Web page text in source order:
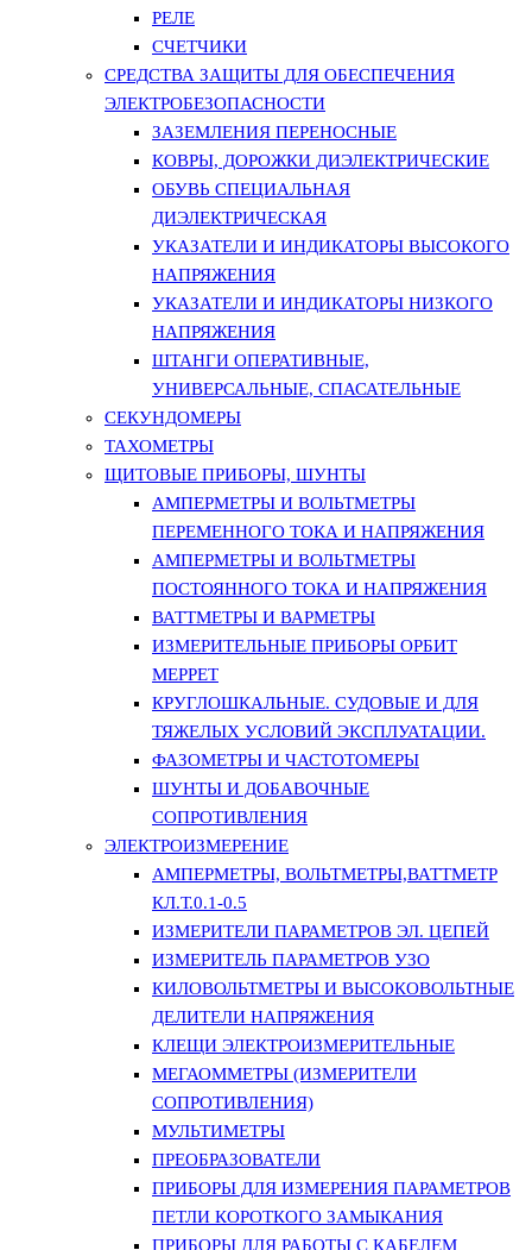
РЕЛЕ
СЧЕТЧИКИ
СРЕДСТВА ЗАЩИТЫ ДЛЯ ОБЕСПЕЧЕНИЯ
ЭЛЕКТРОБЕЗОПАСНОСТИ
ЗАЗЕМЛЕНИЯ ПЕРЕНОСНЫЕ
КОВРЫ, ДОРОЖКИ ДИЭЛЕКТРИЧЕСКИЕ
ОБУВЬ СПЕЦИАЛЬНАЯ
ДИЭЛЕКТРИЧЕСКАЯ
УКАЗАТЕЛИ И ИНДИКАТОРЫ ВЫСОКОГО
НАПРЯЖЕНИЯ
УКАЗАТЕЛИ И ИНДИКАТОРЫ НИЗКОГО
НАПРЯЖЕНИЯ
ШТАНГИ ОПЕРАТИВНЫЕ,
УНИВЕРСАЛЬНЫЕ, СПАСАТЕЛЬНЫЕ
СЕКУНДОМЕРЫ
ТАХОМЕТРЫ
ЩИТОВЫЕ ПРИБОРЫ, ШУНТЫ
АМПЕРМЕТРЫ И ВОЛЬТМЕТРЫ
ПЕРЕМЕННОГО ТОКА И НАПРЯЖЕНИЯ
АМПЕРМЕТРЫ И ВОЛЬТМЕТРЫ
ПОСТОЯННОГО ТОКА И НАПРЯЖЕНИЯ
ВАТТМЕТРЫ И ВАРМЕТРЫ
ИЗМЕРИТЕЛЬНЫЕ ПРИБОРЫ ОРБИТ
МЕРРЕТ
КРУГЛОШКАЛЬНЫЕ. СУДОВЫЕ И ДЛЯ
ТЯЖЕЛЫХ УСЛОВИЙ ЭКСПЛУАТАЦИИ.
ФАЗОМЕТРЫ И ЧАСТОТОМЕРЫ
ШУНТЫ И ДОБАВОЧНЫЕ
СОПРОТИВЛЕНИЯ
ЭЛЕКТРОИЗМЕРЕНИЕ
АМПЕРМЕТРЫ, ВОЛЬТМЕТРЫ,ВАТТМЕТР
КЛ.Т.0.1-0.5
ИЗМЕРИТЕЛИ ПАРАМЕТРОВ ЭЛ. ЦЕПЕЙ
ИЗМЕРИТЕЛЬ ПАРАМЕТРОВ УЗО
КИЛОВОЛЬТМЕТРЫ И ВЫСОКОВОЛЬТНЫЕ
ДЕЛИТЕЛИ НАПРЯЖЕНИЯ
КЛЕЩИ ЭЛЕКТРОИЗМЕРИТЕЛЬНЫЕ
МЕГАОММЕТРЫ (ИЗМЕРИТЕЛИ
СОПРОТИВЛЕНИЯ)
МУЛЬТИМЕТРЫ
ПРЕОБРАЗОВАТЕЛИ
ПРИБОРЫ ДЛЯ ИЗМЕРЕНИЯ ПАРАМЕТРОВ
ПЕТЛИ КОРОТКОГО ЗАМЫКАНИЯ
ПРИБОРЫ ДЛЯ РАБОТЫ С КАБЕЛЕМ